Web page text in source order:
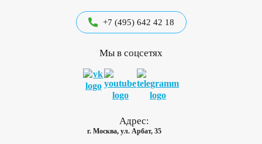
+7 (495) 642 42 18
Мы в соцсетях
Адрес:
г. Москва, ул. Арбат, 35